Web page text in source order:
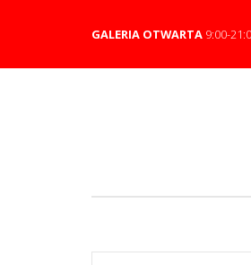
GALERIA OTWARTA 9:00-